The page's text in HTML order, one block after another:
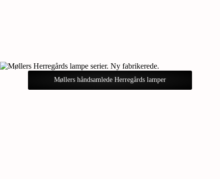
Møllers håndsamlede Herregårds lamper